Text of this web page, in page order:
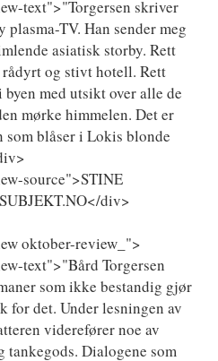
text">"Torgersen skriver
TV. Han sender meg
asiatisk storby. Rett
og stivt hotell. Rett
med utsikt over alle de
mørke himmelen. Det er
blåser i Lokis blonde
source">STINE
div>
oktober-review_">
text">"Bård Torgersen
som ikke bestandig gjør
for det. Under lesningen av
viderefører noe av
tankegods. Dialogene som